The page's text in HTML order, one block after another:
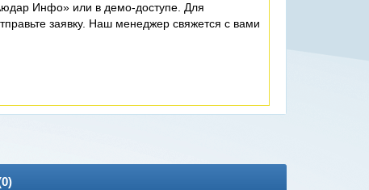
Инфо» или в демо-доступе. Для
заявку. Наш менеджер свяжется с вами
0)